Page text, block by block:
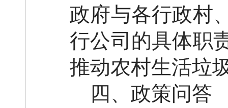
政府与各行政村
行公司的具体职
推动农村生活垃
四、政策问答